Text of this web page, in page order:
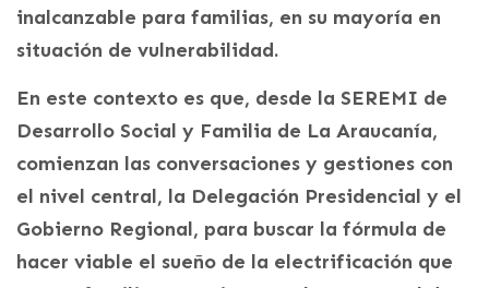
inalcanzable para familias, en su mayoría en
situación de vulnerabilidad.
En este contexto es que, desde la SEREMI de
Desarrollo Social y Familia de La Araucanía,
comienzan las conversaciones y gestiones con
el nivel central, la Delegación Presidencial y el
Gobierno Regional, para buscar la fórmula de
hacer viable el sueño de la electrificación que